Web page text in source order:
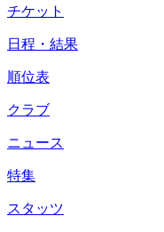
チケット
日程・結果
順位表
クラブ
ニュース
特集
スタッツ